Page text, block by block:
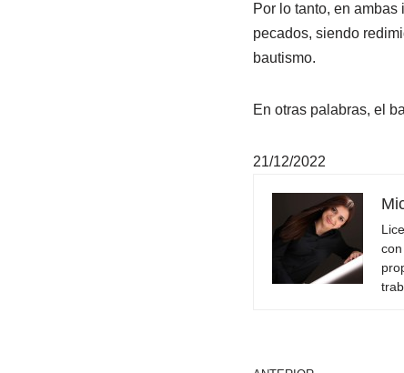
Por lo tanto, en
pecados, siendo
bautismo.
En otras palabras, el
21/12/2022